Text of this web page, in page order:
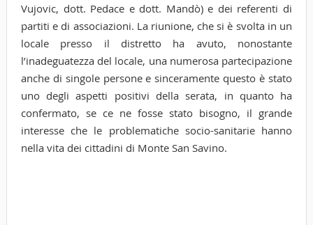
Vujovic, dott. Pedace e dott. Mandò) e dei referenti di
partiti e di associazioni. La riunione, che si è svolta in un
locale presso il distretto ha avuto, nonostante
l’inadeguatezza del locale, una numerosa partecipazione
anche di singole persone e sinceramente questo è stato
uno degli aspetti positivi della serata, in quanto ha
confermato, se ce ne fosse stato bisogno, il grande
interesse che le problematiche socio-sanitarie hanno
nella vita dei cittadini di Monte San Savino.